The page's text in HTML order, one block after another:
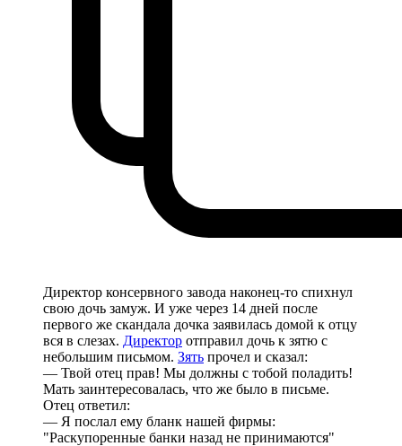
Директор консервного завода наконец-то спихнул
свою дочь замуж. И уже через 14 дней после
первого же скандала дочка заявилась домой к отцу
вся в слезах. Директор отправил дочь к зятю с
небольшим письмом. Зять прочел и сказал:
— Твой отец прав! Мы должны с тобой поладить!
Мать заинтересовалась, что же было в письме.
Отец ответил:
— Я послал ему бланк нашей фирмы:
"Раскупоренные банки назад не принимаются"